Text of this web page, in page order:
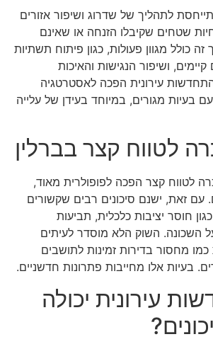
לתהליך של שדרוג ושיפור אזורים
שטחים שקיבלו הזנחה או שאינם
זה כולל מגוון פעולות, כגון פיתוח תשתיות
ושיפור הנגישות והאיכות
עירונית הפכה לאסטרטגיה
בעיות מגורים, במיוחד בעידן של עלייה
לטווח קצר בברלין
לטווח קצר הפכה לפופולרית מאוד,
עם זאת, ישנם סיכונים רבים שקשורים
חוסר יציבות כלכלית, תביעות
השכונה. השוק הלא מוסדר לעיתים
מחסור בדירות זמינות לתושבים
בעיות אלו מחייבות פתרונות חדשניים.
עירונית יכולה